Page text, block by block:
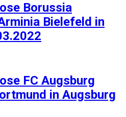
Borussia
Bielefeld in
FC Augsburg
in Augsburg